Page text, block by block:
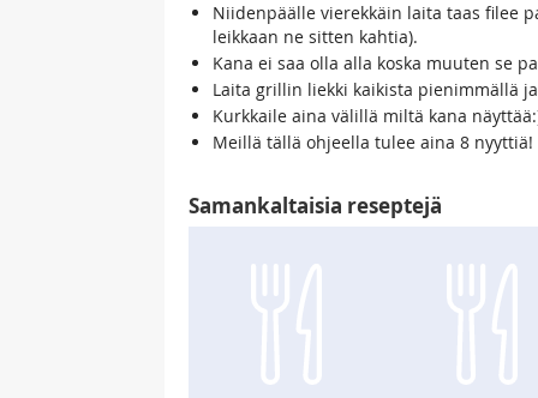
Niidenpäälle vierekkäin laita taas filee
leikkaan ne sitten kahtia).
Kana ei saa olla alla koska muuten se
Laita grillin liekki kaikista pienimmällä
Kurkkaile aina välillä miltä kana
Meillä tällä ohjeella tulee aina 8 nyyttiä!
Samankaltaisia reseptejä